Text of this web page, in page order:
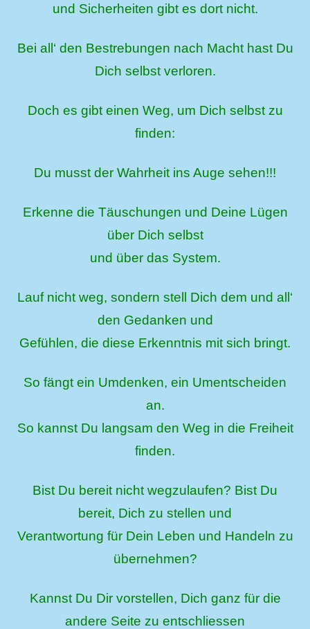
und Sicherheiten gibt es dort nicht.
Bei all‘ den Bestrebungen nach Macht hast Du
Dich selbst verloren.
Doch es gibt einen Weg, um Dich selbst zu
finden:
Du musst der Wahrheit ins Auge sehen!!!
Erkenne die Täuschungen und Deine Lügen
über Dich selbst
und über das System.
Lauf nicht weg, sondern stell Dich dem und all‘
den Gedanken und
Gefühlen, die diese Erkenntnis mit sich bringt.
So fängt ein Umdenken, ein Umentscheiden
an.
So kannst Du langsam den Weg in die Freiheit
finden.
Bist Du bereit nicht wegzulaufen? Bist Du
bereit, Dich zu stellen und
Verantwortung für Dein Leben und Handeln zu
übernehmen?
Kannst Du Dir vorstellen, Dich ganz für die
andere Seite zu entschliessen